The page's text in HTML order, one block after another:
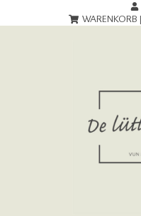
WARENKORB |